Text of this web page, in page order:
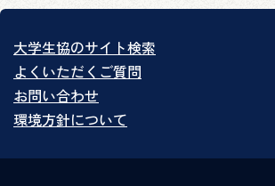
大学生協のサイト検索
よくいただくご質問
お問い合わせ
環境方針について